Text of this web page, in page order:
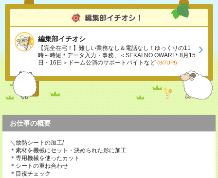
編集部イチオシ
【完全在宅！】難しい業務なし＆電話なし！ゆっくりの11
時～時短＊データ入力・事務、＜SEKAI NO OWARI＊8月15
日・16日＞ドーム公演のサポートバイトなど (8/7UP!)
お仕事の概要
＼放熱シートの加工/
＊素材を機械にセット・決められた形に加工
＊専用機械を使ったカット
＊シートの重ね合わせ
＊目視チェック